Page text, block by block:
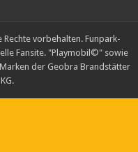
vorbehalten. Funpark-
Fansite. "Playmobil©" sowie
der Geobra Brandstätter